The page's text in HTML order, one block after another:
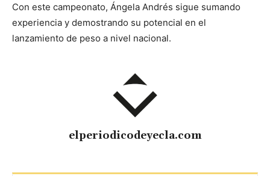
Con este campeonato, Ángela Andrés sigue sumando
experiencia y demostrando su potencial en el
lanzamiento de peso a nivel nacional.
elperiodicodeyecla.com